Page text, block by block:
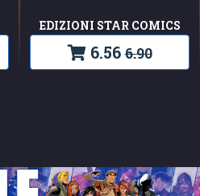
EDIZIONI STAR COMICS
6.56 6.90